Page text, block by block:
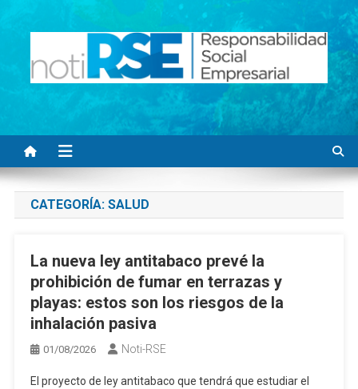
Noti RSE
Noticias con sentido responsable
CATEGORÍA: SALUD
La nueva ley antitabaco prevé la
prohibición de fumar en terrazas y
playas: estos son los riesgos de la
inhalación pasiva
01/08/2026 Noti-RSE
El proyecto de ley antitabaco que tendrá que estudiar el